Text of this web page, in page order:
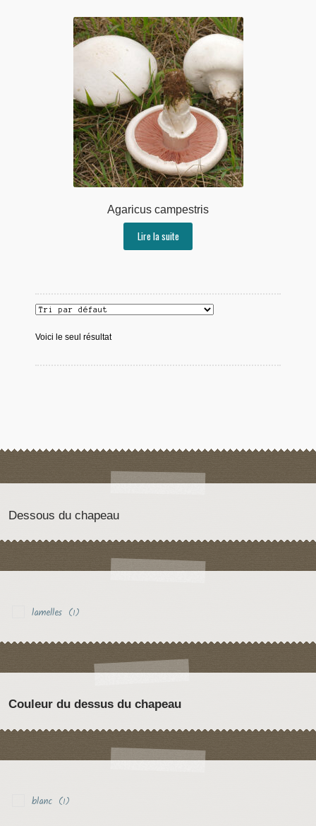
Agaricus campestris
Lire la suite
Voici le seul résultat
Dessous du chapeau
lamelles (1)
Couleur du dessus du chapeau
blanc (1)